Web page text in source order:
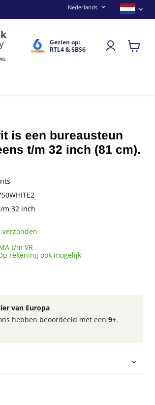
Taal
Nederlands Land
Gezien op:
RTL4 & SBS6
is een bureausteun
t/m 32 inch (81 cm).
m 32 inch
verzonden
t/m VR
rekening ook mogelijk
van Europa
hebben beoordeeld met een 9+.